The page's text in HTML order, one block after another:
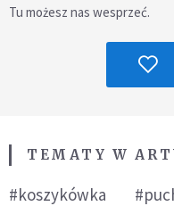
Tu możesz nas wesprzeć.
TEMATY W
#koszykówka